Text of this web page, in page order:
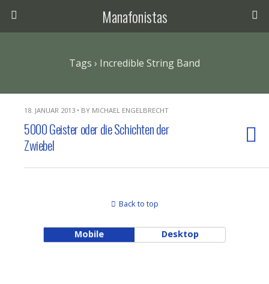
Manafonistas
Tags › Incredible String Band
18. JANUAR 2013 • BY MICHAEL ENGELBRECHT
5000 Geister oder die Schichten der
Zwiebel
Back to top
Mobile Desktop